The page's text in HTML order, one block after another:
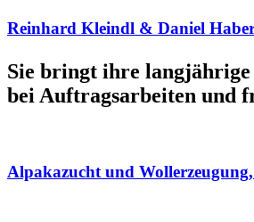
Reinhard Kleindl & Daniel
Sie bringt ihre langjährige
bei Auftragsarbeiten und
Alpakazucht und